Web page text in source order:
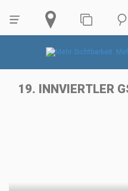
19. INNVIERTLER